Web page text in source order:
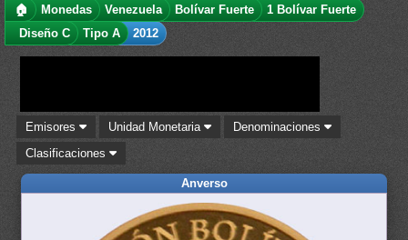
🏠 Monedas Venezuela Bolívar Fuerte
1 Bolívar Fuerte
Diseño C
Tipo A 2012
Emisores Unidad Monetaria
Denominaciones
Clasificaciones
Anverso